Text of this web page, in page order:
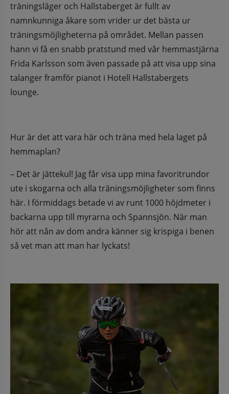
träningsläger och Hallstaberget är fullt av
namnkunniga åkare som vrider ur det bästa ur
träningsmöjligheterna på området. Mellan passen
hann vi få en snabb pratstund med vår hemmastjärna
Frida Karlsson som även passade på att visa upp sina
talanger framför pianot i Hotell Hallstabergets
lounge.
Hur är det att vara här och träna med hela laget på
hemmaplan?
– Det är jättekul! Jag får visa upp mina favoritrundor
ute i skogarna och alla träningsmöjligheter som finns
här. I förmiddags betade vi av runt 1000 höjdmeter i
backarna upp till myrarna och Spannsjön. När man
hör att nån av dom andra känner sig krispiga i benen
så vet man att man har lyckats!